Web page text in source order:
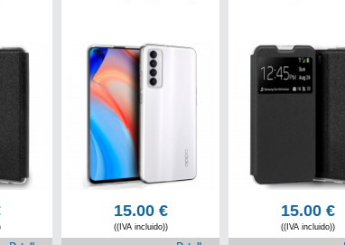
15.00€
((IVA incluido))
15.00€
((IVA incluido))